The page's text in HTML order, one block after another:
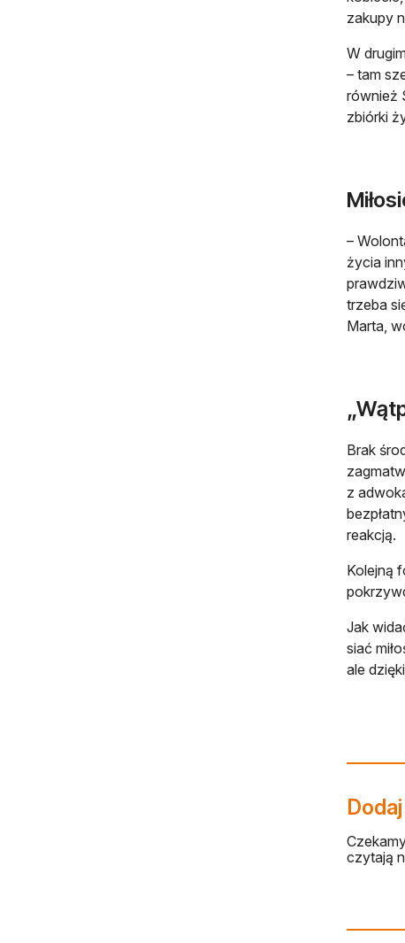
zakupy
W
– tam
również
zbiórki
–
życia
trzeba
Marta,
Brak
z
reakcją.
Kolejną
Jak
siać
ale
czytają